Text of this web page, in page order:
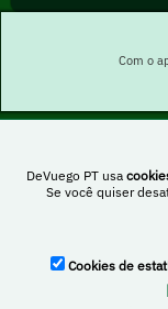
DeVuego PT usa
Se você quiser
Cookies de
Com o
Esta obra está sob